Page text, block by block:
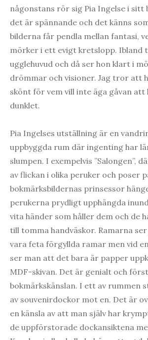
någonstans rör sig Pia Ingelse i sitt
det är spännande och det känns
bilderna får pendla mellan fantasi,
mörker i ett evigt kretslopp. Ibland
ugglehuvud och då ser hon klart i
drömmar och visioner. Jag tror att
skönt för vem vill inte äga gåvan att
dunklet.
Pia Ingelses utställning är en
uppbyggda rum där ingenting har
slumpen. I exempelvis ”Salongen”,
av flickan i olika peruker och poser
bokmärksbildernas prinsessor
perukerna prydligt upphängda
vita händer som håller dem och de
till tomma handväskor. Ramarna
vara feta förgyllda ramar men vid
ser man att det bara är papper
MDF-skivan. Det är genialt och
bokmärkskänslan. I ett av
av souvenirdockor mot en. Det är
en känsla av att man själv har
de uppförstorade dockansiktena